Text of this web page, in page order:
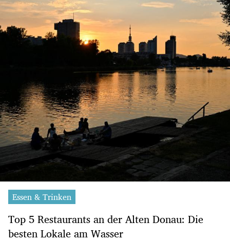
Essen & Trinken
Top 5 Restaurants an der Alten Donau: Die
besten Lokale am Wasser